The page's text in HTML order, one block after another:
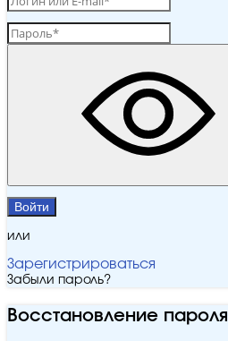
Войти
или
Зарегистрироваться
Забыли пароль?
Восстановление пароля